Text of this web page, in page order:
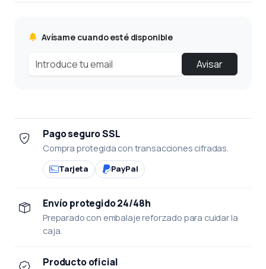
Avísame cuando esté disponible
Avisar
Pago seguro SSL
Compra protegida con transacciones cifradas.
Tarjeta PayPal
Envío protegido 24/48h
Preparado con embalaje reforzado para cuidar la
caja.
Producto oficial